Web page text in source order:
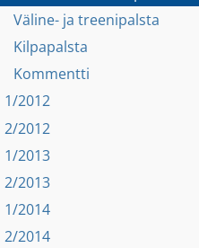
Väline- ja treenipalsta
Kilpapalsta
Kommentti
1/2012
2/2012
1/2013
2/2013
1/2014
2/2014